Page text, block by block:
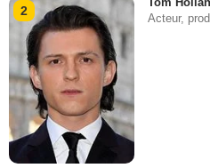
2
Acteur,